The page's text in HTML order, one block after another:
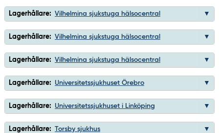
Lagerhållare: Vilhelmina sjukstuga hälsocentral
Lagerhållare: Vilhelmina sjukstuga hälsocentral
Lagerhållare: Vilhelmina sjukstuga hälsocentral
Lagerhållare: Universitetssjukhuset Örebro
Lagerhållare: Universitetssjukhuset i Linköping
Lagerhållare: Torsby sjukhus